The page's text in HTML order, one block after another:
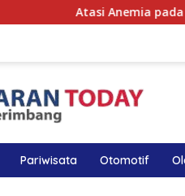
Atasi Anemia pada Anak,
Pariwisata Otomotif